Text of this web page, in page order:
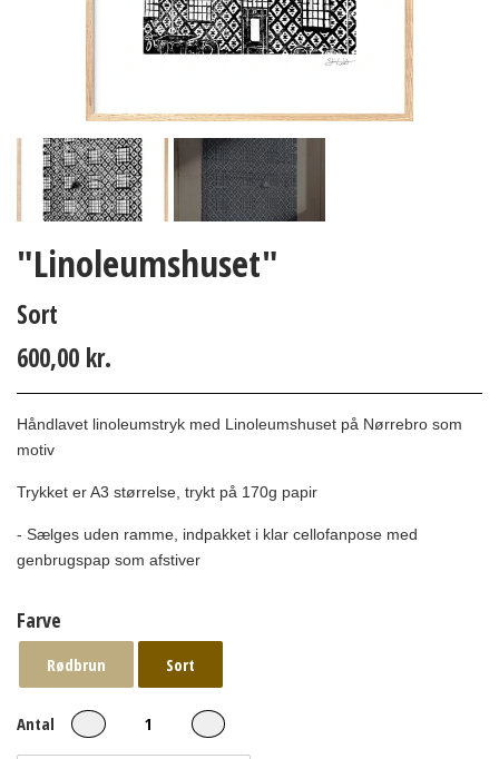
"Linoleumshuset"
Sort
600,00 kr.
Håndlavet linoleumstryk med Linoleumshuset på Nørrebro som
motiv
Trykket er A3 størrelse, trykt på 170g papir
- Sælges uden ramme, indpakket i klar cellofanpose med
genbrugspap som afstiver
Farve
Rødbrun Sort
Antal